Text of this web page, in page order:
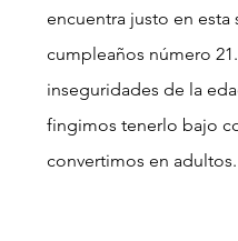
encuentra justo en
cumpleaños número
inseguridades de la
fingimos tenerlo bajo
convertimos en adultos.